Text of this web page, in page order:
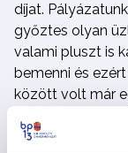
díjat.
győztes olyan
valami pluszt is
bemenni és
között volt már
kerékpárt
működő és